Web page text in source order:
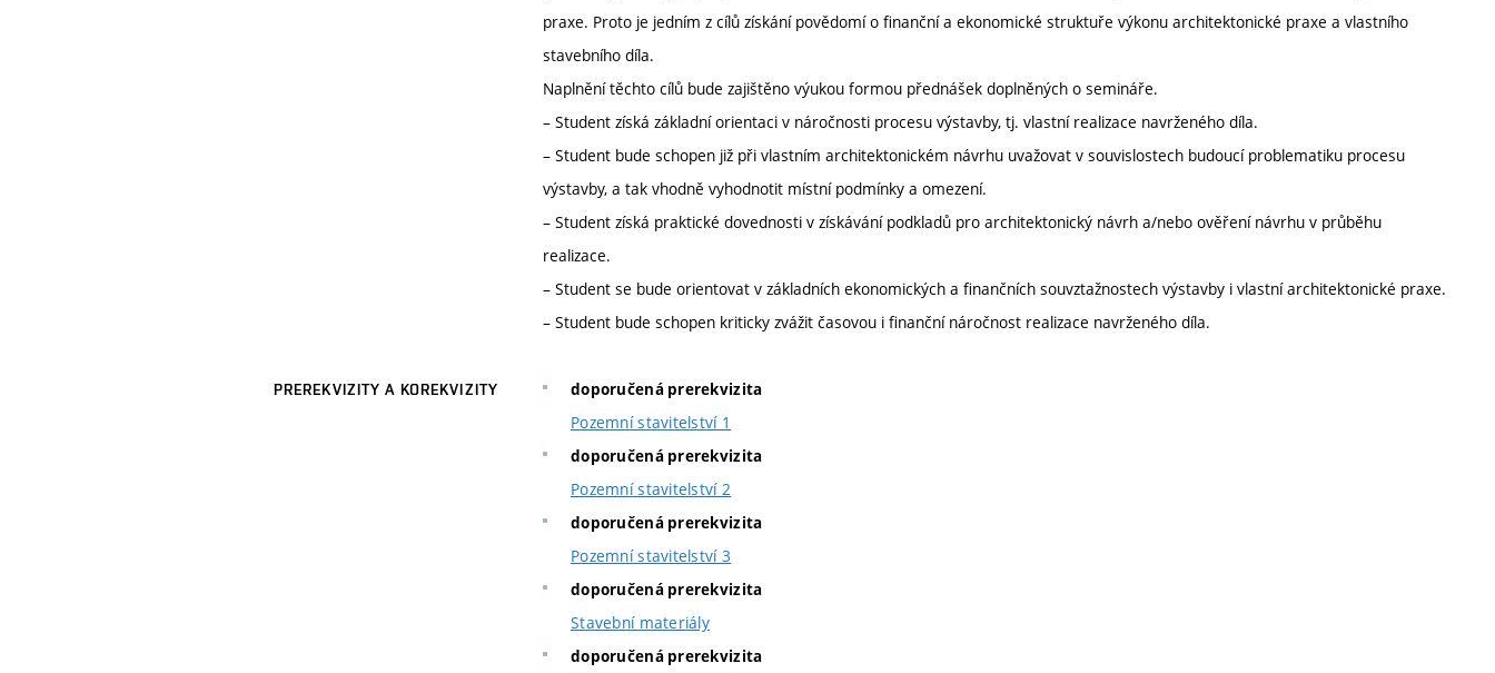
praxe. Proto je jedním z cílů získání povědomí o finanční a ekonomické struktuře výkonu architektonické praxe a vlastního
stavebního díla.
Naplnění těchto cílů bude zajištěno výukou formou přednášek doplněných o semináře.
– Student získá základní orientaci v náročnosti procesu výstavby, tj. vlastní realizace navrženého díla.
– Student bude schopen již při vlastním architektonickém návrhu uvažovat v souvislostech budoucí problematiku procesu
výstavby, a tak vhodně vyhodnotit místní podmínky a omezení.
– Student získá praktické dovednosti v získávání podkladů pro architektonický návrh a/nebo ověření návrhu v průběhu
realizace.
– Student se bude orientovat v základních ekonomických a finančních souvztažnostech výstavby i vlastní architektonické praxe.
– Student bude schopen kriticky zvážit časovou i finanční náročnost realizace navrženého díla.
PREREKVIZITY A KOREKVIZITY doporučená prerekvizita
Pozemní stavitelství 1
doporučená prerekvizita
Pozemní stavitelství 2
doporučená prerekvizita
Pozemní stavitelství 3
doporučená prerekvizita
Stavební materiály
doporučená prerekvizita